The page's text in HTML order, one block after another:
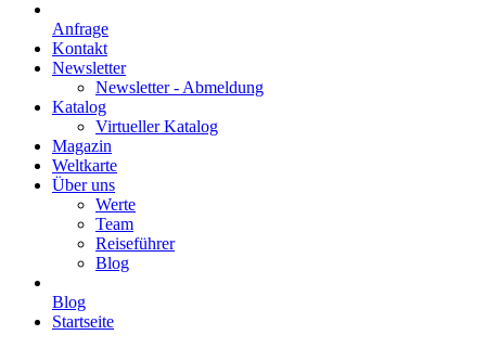
Anfrage
Kontakt
Newsletter
Newsletter - Abmeldung
Katalog
Virtueller Katalog
Magazin
Weltkarte
Über uns
Werte
Team
Reiseführer
Blog
Blog
Startseite